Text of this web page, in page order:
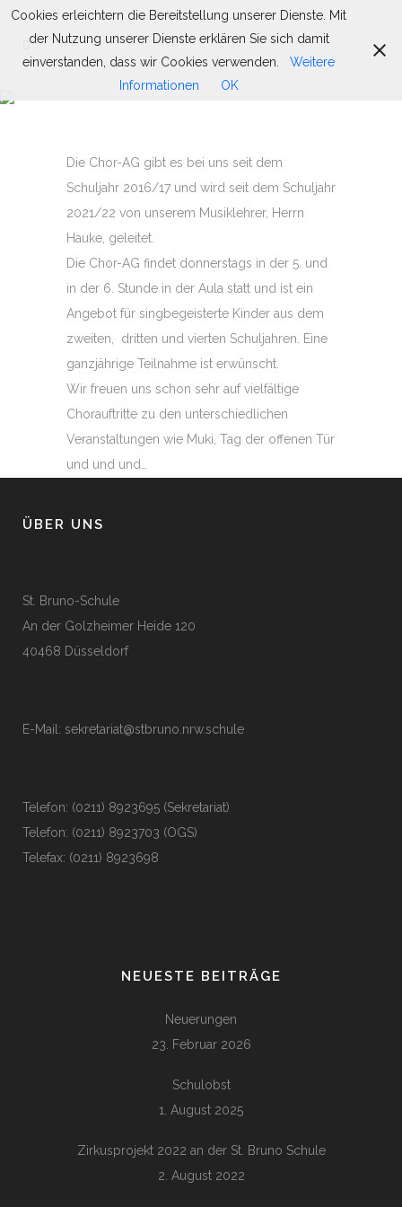
Die Chor-AG gibt es bei uns seit dem
Schuljahr 2016/17 und wird seit dem Schuljahr
2021/22 von unserem Musiklehrer, Herrn
Hauke, geleitet.
Die Chor-AG findet donnerstags in der 5. und
in der 6. Stunde in der Aula statt und ist ein
Angebot für singbegeisterte Kinder aus dem
zweiten, dritten und vierten Schuljahren. Eine
ganzjährige Teilnahme ist erwünscht.
Wir freuen uns schon sehr auf vielfältige
Chorauftritte zu den unterschiedlichen
Veranstaltungen wie Muki, Tag der offenen Tür
und und und…
ÜBER UNS
St. Bruno-Schule
An der Golzheimer Heide 120
40468 Düsseldorf
E-Mail: sekretariat@stbruno.nrw.schule
Telefon: (0211) 8923695 (Sekretariat)
Telefon: (0211) 8923703 (OGS)
Telefax: (0211) 8923698
NEUESTE BEITRÄGE
Neuerungen
23. Februar 2026
Schulobst
1. August 2025
Zirkusprojekt 2022 an der St. Bruno Schule
2. August 2022
Cookies erleichtern die Bereitstellung unserer Dienste. Mit
der Nutzung unserer Dienste erklären Sie sich damit
einverstanden, dass wir Cookies verwenden.
Weitere
Informationen
OK